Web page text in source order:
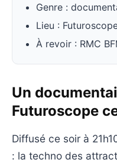
Genre :
Lieu :
À revoir : RMC
Un
Futuroscope
Diffusé ce soir à
: la techno des